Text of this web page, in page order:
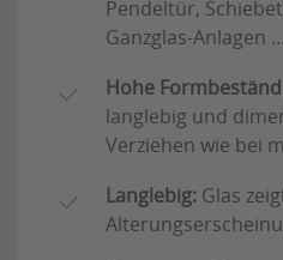
Pendeltür,
Ganzglas-Anlagen …
Hohe
langlebig und
Verziehen wie bei
Langlebig: Glas